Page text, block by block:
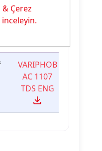
İndirme
VARIPHOB
AC 1107
TDS ENG
Çerez
inceleyin.